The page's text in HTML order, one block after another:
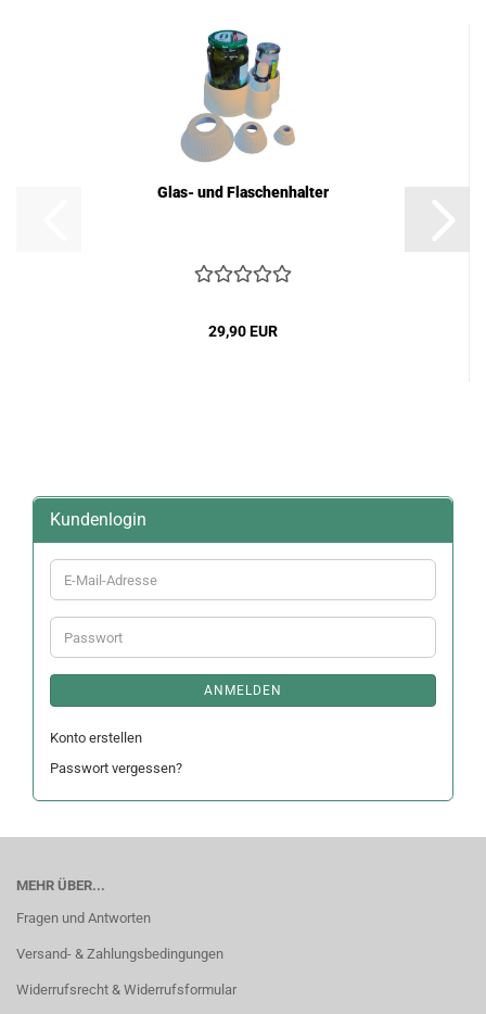
Glas- und Flaschenhalter
29,90 EUR
Kundenlogin
E-
Mail-
Adresse
Passwort
ANMELDEN
Konto erstellen
Passwort vergessen?
MEHR ÜBER...
Fragen und Antworten
Versand- & Zahlungsbedingungen
Widerrufsrecht & Widerrufsformular